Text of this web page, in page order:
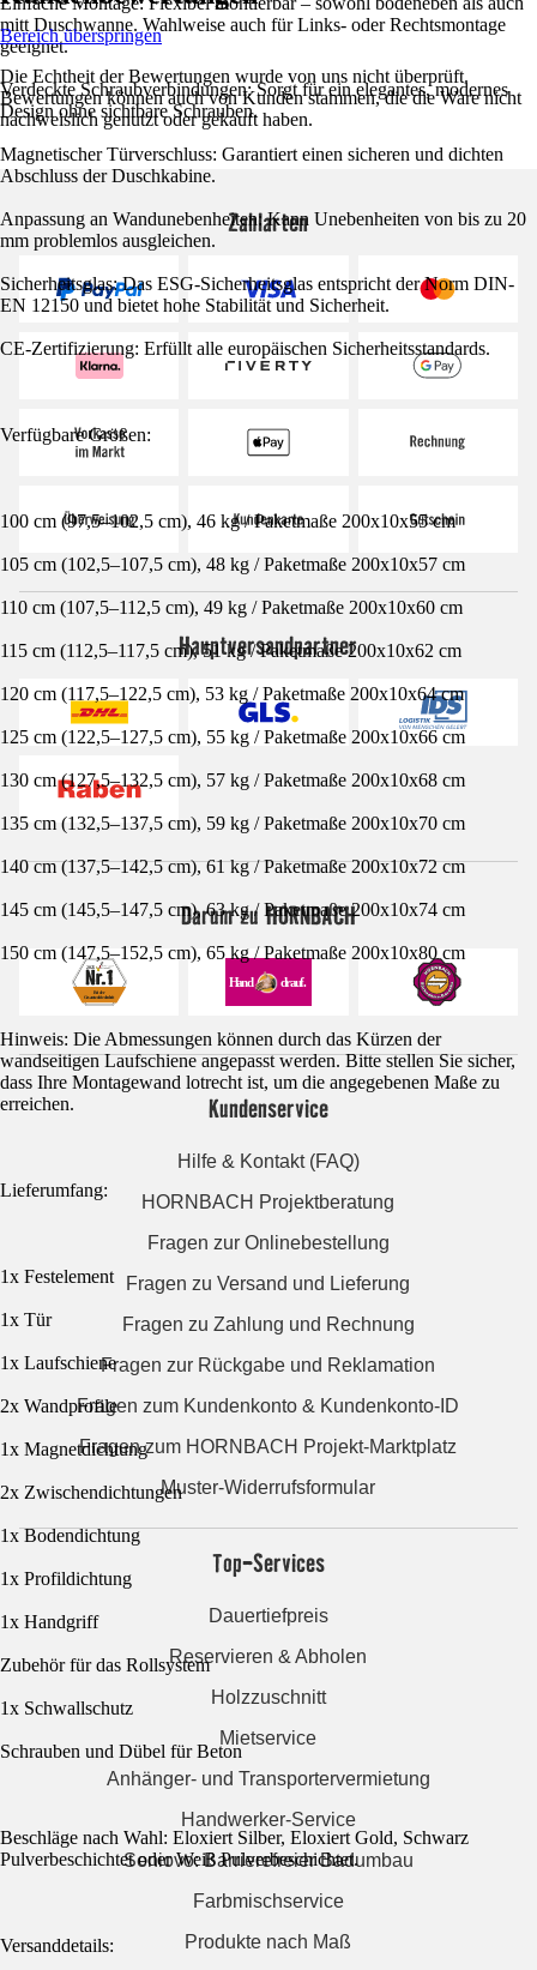
mitt Duschwanne. Wahlweise auch für Links- oder Rechtsmontage
geeignet.
Verdeckte Schraubverbindungen: Sorgt für ein elegantes, modernes
Design ohne sichtbare Schrauben.
Magnetischer Türverschluss: Garantiert einen sicheren und dichten
Abschluss der Duschkabine.
Anpassung an Wandunebenheiten: Kann Unebenheiten von bis zu 20
mm problemlos ausgleichen.
Sicherheitsglas: Das ESG-Sicherheitsglas entspricht der Norm DIN-
EN 12150 und bietet hohe Stabilität und Sicherheit.
CE-Zertifizierung: Erfüllt alle europäischen Sicherheitsstandards.
Verfügbare Größen:
100 cm (97,5–102,5 cm), 46 kg / Paketmaße 200x10x55 cm
105 cm (102,5–107,5 cm), 48 kg / Paketmaße 200x10x57 cm
110 cm (107,5–112,5 cm), 49 kg / Paketmaße 200x10x60 cm
115 cm (112,5–117,5 cm), 51 kg / Paketmaße 200x10x62 cm
120 cm (117,5–122,5 cm), 53 kg / Paketmaße 200x10x64 cm
125 cm (122,5–127,5 cm), 55 kg / Paketmaße 200x10x66 cm
130 cm (127,5–132,5 cm), 57 kg / Paketmaße 200x10x68 cm
135 cm (132,5–137,5 cm), 59 kg / Paketmaße 200x10x70 cm
140 cm (137,5–142,5 cm), 61 kg / Paketmaße 200x10x72 cm
145 cm (145,5–147,5 cm), 63 kg / Paketmaße 200x10x74 cm
150 cm (147,5–152,5 cm), 65 kg / Paketmaße 200x10x80 cm
Hinweis: Die Abmessungen können durch das Kürzen der
wandseitigen Laufschiene angepasst werden. Bitte stellen Sie sicher,
dass Ihre Montagewand lotrecht ist, um die angegebenen Maße zu
erreichen.
Lieferumfang:
1x Festelement
1x Tür
1x Laufschiene
2x Wandprofile
1x Magnetdichtung
2x Zwischendichtungen
1x Bodendichtung
1x Profildichtung
1x Handgriff
Zubehör für das Rollsystem
1x Schwallschutz
Schrauben und Dübel für Beton
Beschläge nach Wahl: Eloxiert Silber, Eloxiert Gold, Schwarz
Pulverbeschichtet oder Weiß Pulverbeschichtet.
Versanddetails:
Bereich überspringen
Die Echtheit der Bewertungen wurde von uns nicht überprüft.
Bewertungen können auch von Kunden stammen, die die Ware nicht
nachweislich genutzt oder gekauft haben.
Zahlarten
Hauptversandpartner
Darum zu HORNBACH
Kundenservice
Hilfe & Kontakt (FAQ)
HORNBACH Projektberatung
Fragen zur Onlinebestellung
Fragen zu Versand und Lieferung
Fragen zu Zahlung und Rechnung
Fragen zur Rückgabe und Reklamation
Fragen zum Kundenkonto & Kundenkonto-ID
Fragen zum HORNBACH Projekt-Marktplatz
Muster-Widerrufsformular
Top-Services
Dauertiefpreis
Reservieren & Abholen
Holzzuschnitt
Mietservice
Anhänger- und Transportervermietung
Handwerker-Service
Seniovo: Barrierefreier Badumbau
Farbmischservice
Produkte nach Maß